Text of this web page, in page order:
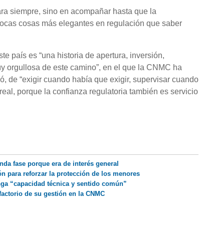
siempre, sino en acompañar hasta que la
cosas más elegantes en regulación que saber
país es “una historia de apertura, inversión,
orgullosa de este camino”, en el que la CNMC ha
de “exigir cuando había que exigir, supervisar cuando
porque la confianza regulatoria también es servicio
fase porque era de interés general
para reforzar la protección de los menores
“capacidad técnica y sentido común”
de su gestión en la CNMC